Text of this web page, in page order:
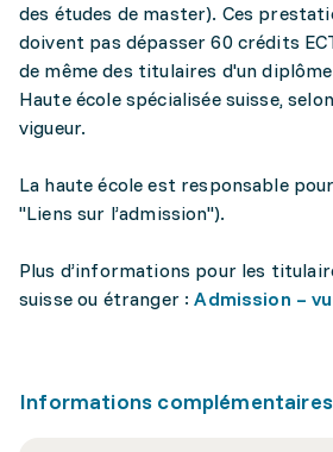
des études de master). Ces
doivent pas dépasser 60 crédits
de même des titulaires d'un
Haute école spécialisée suisse,
vigueur.
La haute école est responsable
"Liens sur l’admission").
Plus d’informations pour les
suisse ou étranger :Admission –
Informations complémentaires